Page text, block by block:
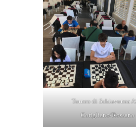
Torneo di Schiavonea
Corigliano/Rossano